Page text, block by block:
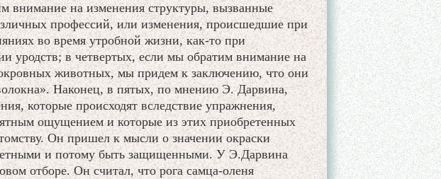
внимание на изменения структуры, вызванные
профессий, или изменения, происшедшие при
во время утробной жизни, как-то при
уродств; в четвертых, если мы обратим внимание на
животных, мы придем к заключению, что они
Наконец, в пятых, по мнению Э. Дарвина,
которые происходят вследствие упражнения,
ощущением и которые из этих приобретенных
Он пришел к мысли о значении окраски
и потому быть защищенными. У Э.Дарвина
отборе. Он считал, что рога самца-оленя